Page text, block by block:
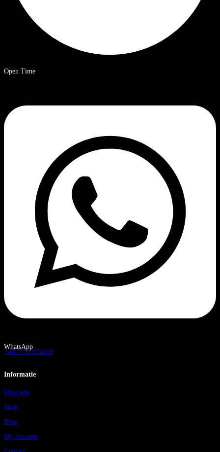
Open Time
09.00 – 20.00 uur Chinese standaardtijd.
WhatsApp
+44 7759 072439
Informatie
Over ons
Shop
Blog
My Account